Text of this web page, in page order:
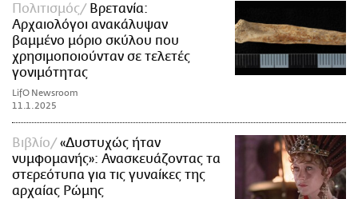
Πολιτισμός
Βρετανία:
Αρχαιολόγοι ανακάλυψαν
βαμμένο μόριο σκύλου που
χρησιμοποιούνταν σε τελετές
γονιμότητας
LifO Newsroom
11.1.2025
Βιβλίο
«Δυστυχώς ήταν
νυμφομανής»: Ανασκευάζοντας τα
στερεότυπα για τις γυναίκες της
αρχαίας Ρώμης